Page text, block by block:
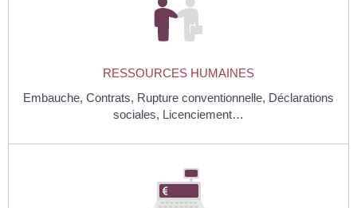
RESSOURCES HUMAINES
Embauche, Contrats, Rupture conventionnelle, Déclarations
sociales, Licenciement…